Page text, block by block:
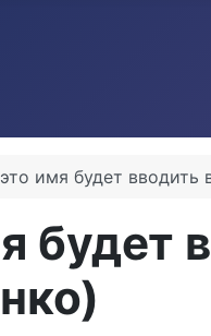
имя будет вводить